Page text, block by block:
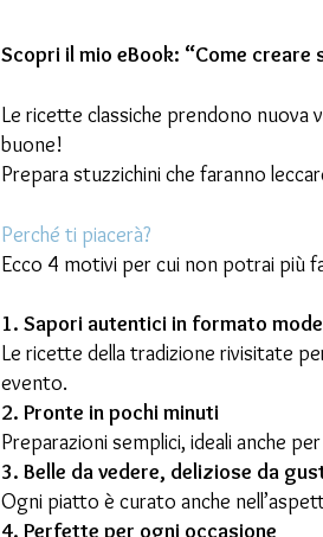
Scopri il mio eBook: “Come
Le ricette classiche prendono nuova
buone!
Prepara stuzzichini che faranno
Perché ti piacerà?
Ecco 4 motivi per cui non potrai più
1. Sapori autentici in formato
Le ricette della tradizione rivisitate
evento.
2. Pronte in pochi minuti
Preparazioni semplici, ideali anche
3. Belle da vedere, deliziose da
Ogni piatto è curato anche
4. Perfette per ogni occasione